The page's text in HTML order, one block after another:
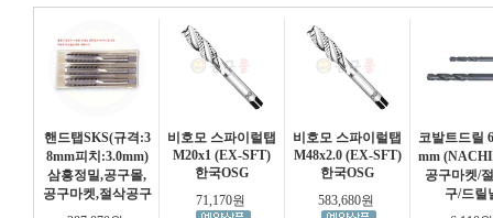
핸드탭SKS(규격:3
8mm피치:3.0mm)
삼흥정밀,공구몰,
공구마켓,절삭공구
비호모 스파이럴탭
M20x1 (EX-SFT)
한국OSG
71,170원
비호모 스파이럴탭
M48x2.0 (EX-SFT)
한국OSG
583,680원
코발트드릴
mm
공구마켓/
구/드릴